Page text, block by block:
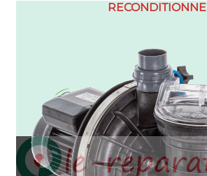
RECONDITIONNE